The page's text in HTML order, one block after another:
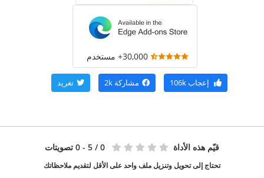
30,000+ مستخدم
إعجاب106k مشاركة 2k تغريد
قيّم هذه الأداة 0 / 5 - 0 تصويتات
تحتاج إلى تحويل وتنزيل ملف واحد على الأقل لتقديم ملاحظاتك